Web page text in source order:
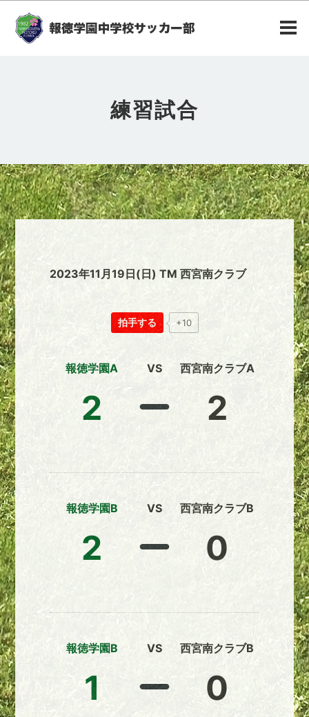
練習試合
2023年11月19日(日) TM 西宮南クラブ
拍手する +10
報徳学園A
2
VS 西宮南クラブA
2
報徳学園B
2
VS 西宮南クラブB
0
報徳学園B
1
VS 西宮南クラブB
0